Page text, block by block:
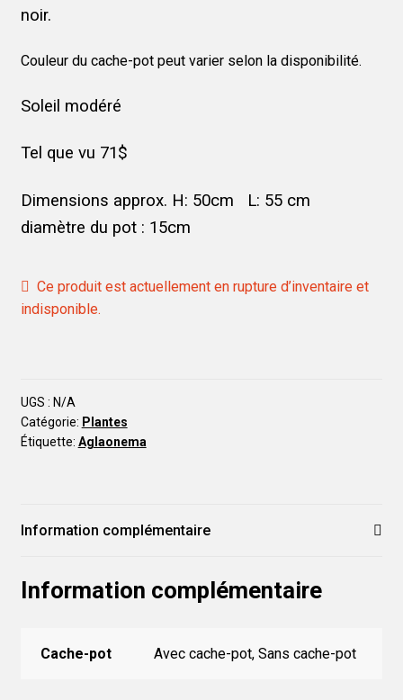
noir.
Couleur du cache-pot peut varier selon la disponibilité.
Soleil modéré
Tel que vu 71$
Dimensions approx. H: 50cm L: 55 cm
diamètre du pot : 15cm
Ce produit est actuellement en rupture d’inventaire et
indisponible.
UGS : N/A
Catégorie: Plantes
Étiquette: Aglaonema
Information complémentaire
Information complémentaire
Cache-pot Avec cache-pot, Sans cache-pot